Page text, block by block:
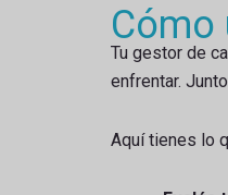
Cómo
Tu gestor de
enfrentar.
Aquí tienes lo